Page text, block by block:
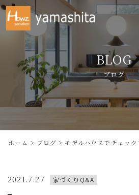
BLOG
ブログ
ホーム ブログ モデルハウスでチェッ
2021.7.27 家づくりQ&A